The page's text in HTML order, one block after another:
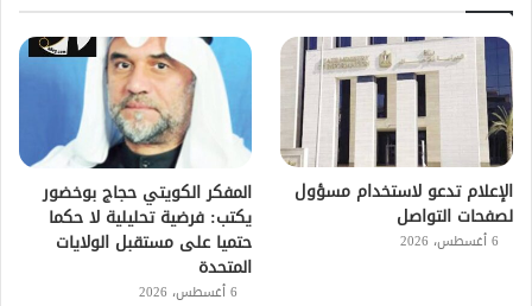
الإعلام تدعو لاستخدام مسؤول
لصفحات التواصل
6 أغسطس، 2026
المفكر الكويتي حجاج بوخضور
يكتب: فرضية تحليلية لا حكما
حتميا على مستقبل الولايات
المتحدة
6 أغسطس، 2026